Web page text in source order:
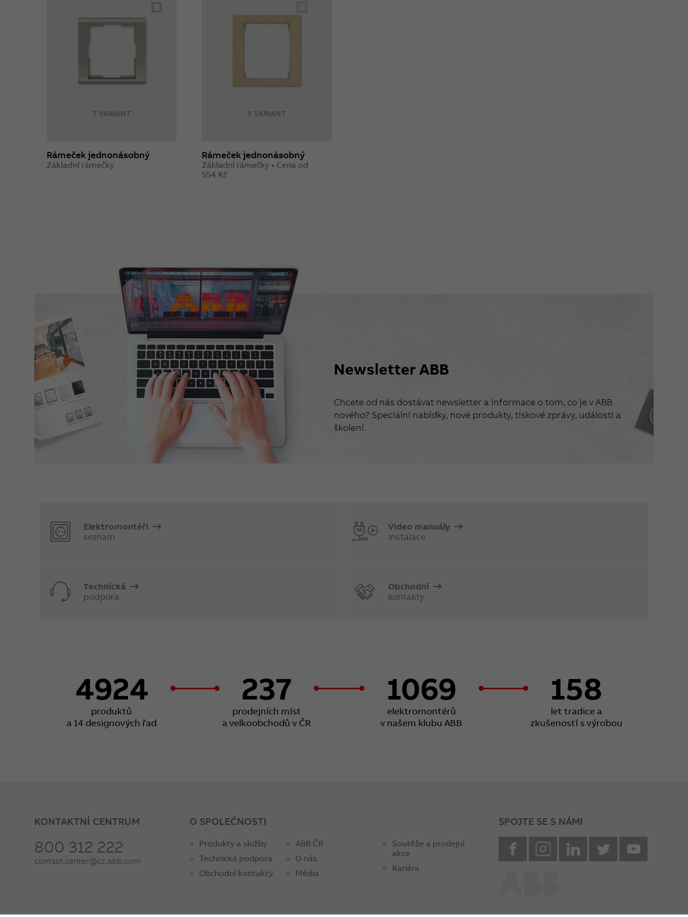
7 VARIANT
Rámeček jednonásobný
Základní rámečky
5 VARIANT
Rámeček jednonásobný
Základní rámečky • Cena od
554 Kč
Newsletter ABB
Chcete od nás dostávat newsletter a informace o tom, co je v ABB
nového? Speciální nabídky, nové produkty, tiskové zprávy, události a
školení.
Elektromontéři
seznam
Video manuály
instalace
Technická
podpora
Obchodní
kontakty
4924
produktů
a 14 designových řad
237
prodejních míst
a velkoobchodů v ČR
1069
elektromontérů
v našem klubu ABB
158
let tradice a
zkušeností s výrobou
KONTAKTNÍ CENTRUM
800 312 222
contact.center@cz.abb.com
O SPOLEČNOSTI
Produkty a služby
Technická podpora
Obchodní kontakty
ABB ČR
O nás
Média
Soutěže a prodejní
akce
Kariéra
SPOJTE SE S NÁMI
facebook instagramLinkedin twitter